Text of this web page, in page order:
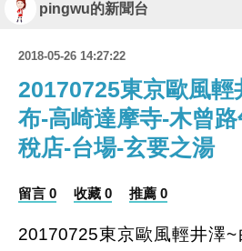
pingwu的新聞台
2018-05-26 14:27:22
20170725東京歐風輕
布-高崎達摩寺-木曾
稅店-台場-玄要之湯
留言 0 收藏 0 推薦 0
20170725東京歐風輕井澤